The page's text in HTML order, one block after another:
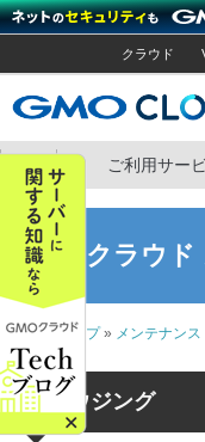
クラウド
ホーム ご利用サー
GMOクラウド
サポートトップ» メンテナン
ハウジング